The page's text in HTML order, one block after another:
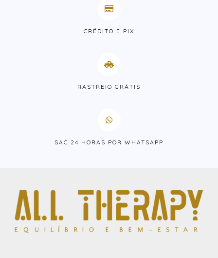
CRÉDITO E PIX
RASTREIO GRÁTIS
SAC 24 HORAS POR WHATSAPP